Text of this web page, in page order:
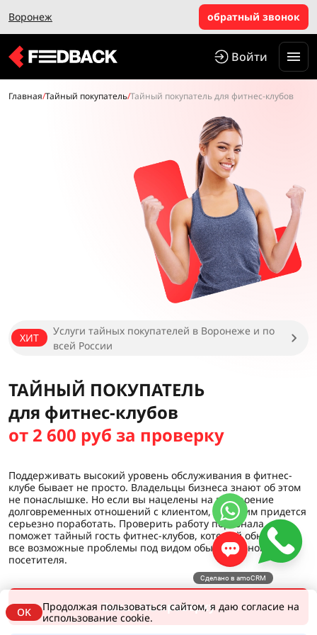
Воронеж обратный звонок
Войти
Главная/Тайный покупатель/Тайный покупатель для фитнес-клубов
ХИТ
Услуги тайных покупателей в Воронеже и по
всей России
ТАЙНЫЙ ПОКУПАТЕЛЬ
для фитнес-клубов
от 2 600 руб за проверку
Поддерживать высокий уровень обслуживания в фитнес-
клубе бывает не просто. Владельцы бизнеса знают об этом
не понаслышке. Но если вы нацелены на построение
долговременных отношений с клиентом, над этим придется
серьезно поработать. Проверить работу персонала
поможет тайный гость фитнес-клубов, который обнаружит
все возможные проблемы под видом обыкновенного
посетителя.
Заказать проверку
OK
Продолжая пользоваться сайтом, я даю согласие на
использование cookie.
Сделано в amoCRM